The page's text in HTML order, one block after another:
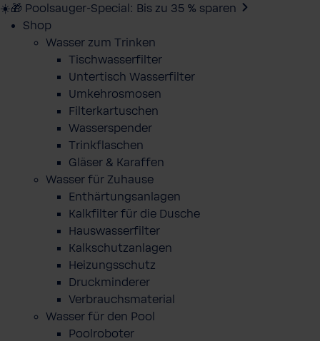
☀️🎁 Poolsauger-Special: Bis zu 35 % sparen
Shop
Wasser zum Trinken
Tischwasserfilter
Untertisch Wasserfilter
Umkehrosmosen
Filterkartuschen
Wasserspender
Trinkflaschen
Gläser & Karaffen
Wasser für Zuhause
Enthärtungsanlagen
Kalkfilter für die Dusche
Hauswasserfilter
Kalkschutzanlagen
Heizungsschutz
Druckminderer
Verbrauchsmaterial
Wasser für den Pool
Poolroboter